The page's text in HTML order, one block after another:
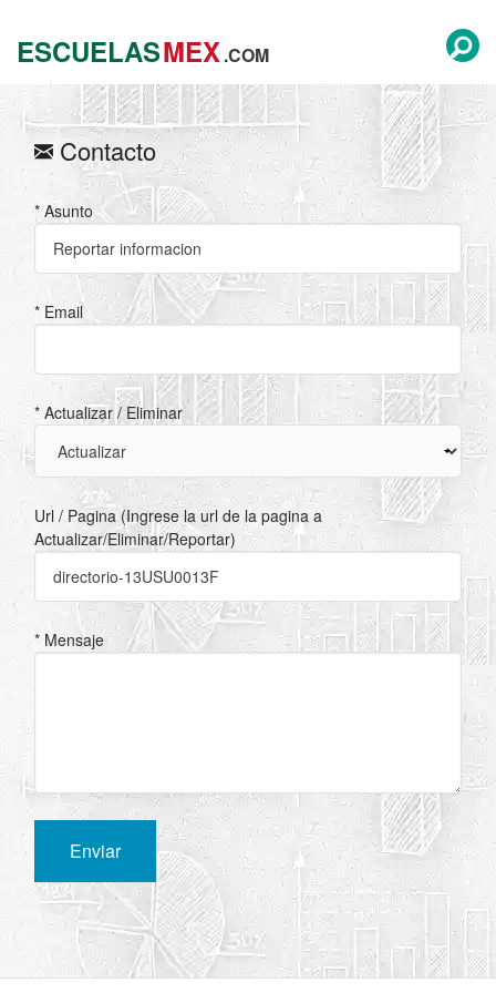
ESCUELASMEX.COM
Contacto
* Asunto
* Email
* Actualizar / Eliminar
Url / Pagina (Ingrese la url de la pagina a
Actualizar/Eliminar/Reportar)
* Mensaje
Enviar